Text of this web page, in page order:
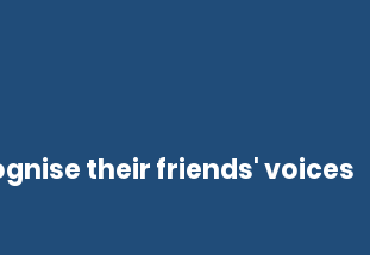
their friends' voices